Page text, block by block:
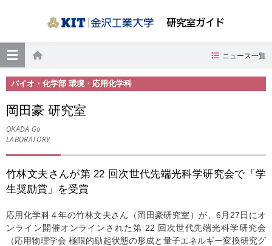
研究室ガイド
ホーム
ニュース一覧
バイオ・化学部 環境・応用化学科
岡田豪 研究室
OKADA Go
LABORATORY
竹林文夫さんが第 22 回次世代先端光科学研究会で「学
生奨励賞」を受賞
応用化学科４年の竹林文夫さん（岡田豪研究室）が、6月27日にオ
ンライン開催オンラインされた第 22 回次世代先端光科学研究会
（応用物理学会 極限的励起状態の形成と量子エネルギー変換研究グ